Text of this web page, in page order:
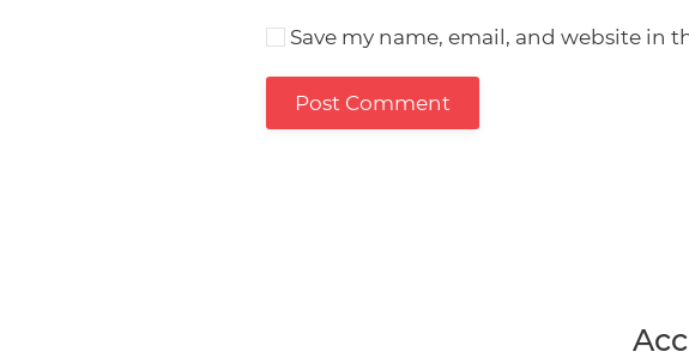
Save my name, email, and website in
Post Comment